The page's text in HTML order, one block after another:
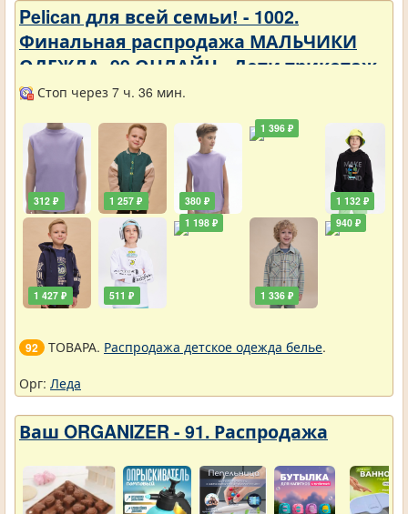
Pelican для всей семьи! - 1002.
Финальная распродажа МАЛЬЧИКИ
ОДЕЖДА_99 ОНЛАЙН - Дети трикотаж -
Разное
Стоп через 7 ч. 36 мин.
312 ₽
1 427 ₽
1 257 ₽
511 ₽
380 ₽
1 198 ₽
1 396 ₽
1 336 ₽
1 132 ₽
940 ₽
92 ТОВАРА. Распродажа детское одежда белье.
Орг: Леда
Ваш ORGANIZER - 91. Распродажа